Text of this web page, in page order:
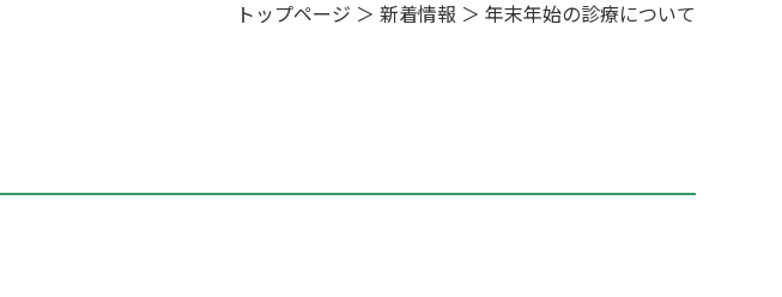
トップページ ＞ 新着情報 ＞ 年末年始の診療について